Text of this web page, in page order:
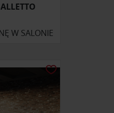
W SALONIE